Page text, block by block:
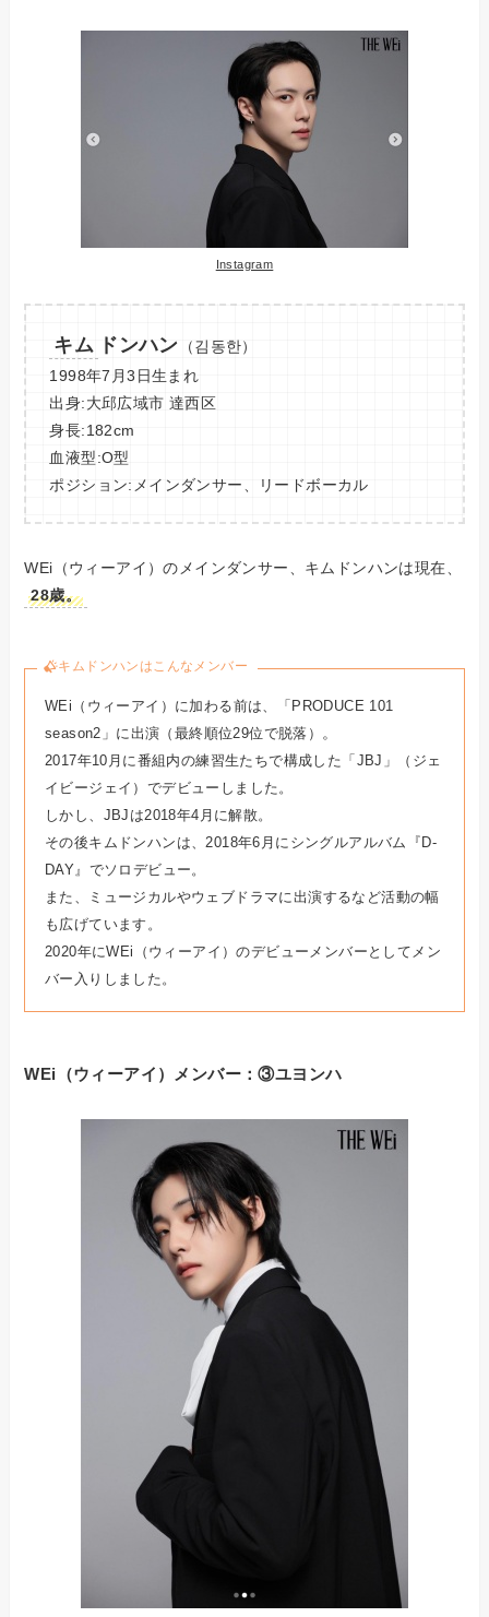
Instagram
キム ドンハン （김동한）
1998年7月3日生まれ
出身:大邱広域市 達西区
身長:182cm
血液型:O型
ポジション:メインダンサー、リードボーカル
WEi（ウィーアイ）のメインダンサー、キムドンハンは現在、
28歳。
キムドンハンはこんなメンバー
WEi（ウィーアイ）に加わる前は、「PRODUCE 101
season2」に出演（最終順位29位で脱落）
。
2017年10月に番組内の練習生たちで構成した「JBJ」（ジェ
イビージェイ）でデビューしました。
しかし、JBJは2018年4月に解散。
その後キムドンハンは、2018年6月にシングルアルバム『D-
DAY』でソロデビュー。
また、ミュージカルやウェブドラマに出演するなど活動の幅
も広げています。
2020年にWEi（ウィーアイ）のデビューメンバーとしてメン
バー入りしました。
WEi（ウィーアイ）メンバー：③ユヨンハ